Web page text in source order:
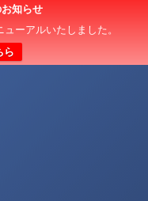
知らせ
ーアルいたしました。
ら